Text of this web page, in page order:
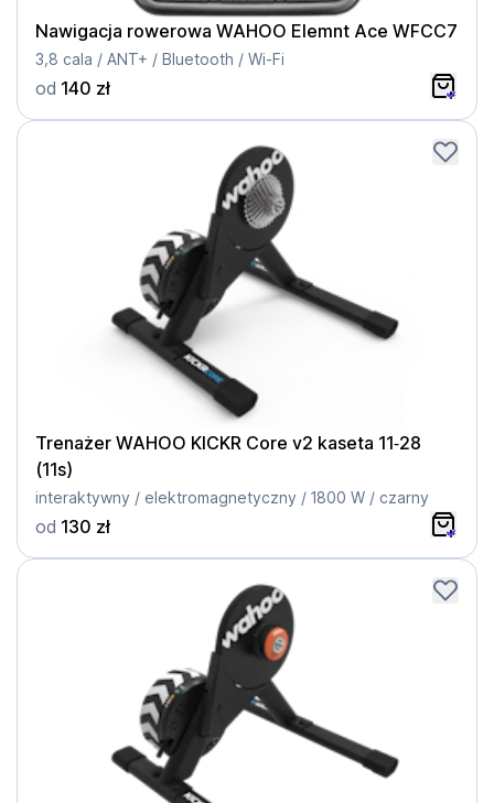
Nawigacja rowerowa WAHOO Elemnt Ace WFCC7
3,8 cala / ANT+ / Bluetooth / Wi-Fi
od 140 zł
Trenażer WAHOO KICKR Core v2 kaseta 11‑28
(11s)
interaktywny / elektromagnetyczny / 1800 W / czarny
od 130 zł